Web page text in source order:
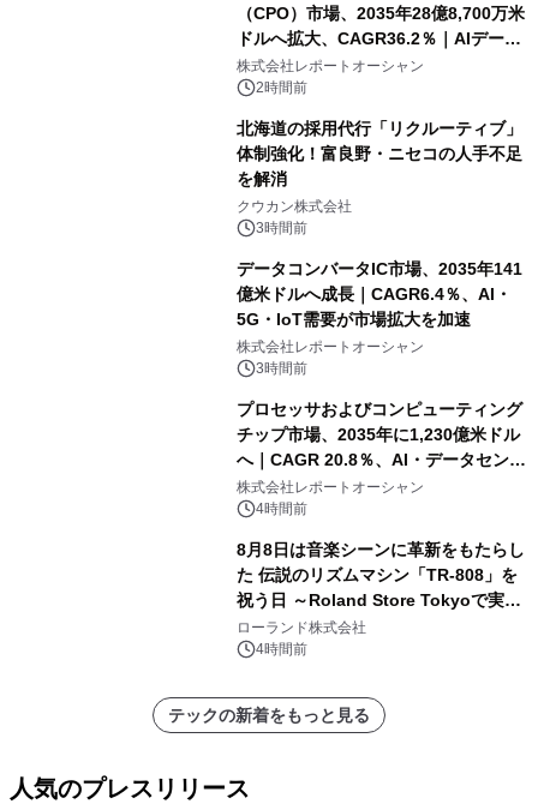
（CPO）市場、2035年28億8,700万米
ドルへ拡大、CAGR36.2％｜AIデータ
センター・高速光通信需要が成長を加
速
株式会社レポートオーシャン
2時間前
北海道の採用代行「リクルーティブ」
体制強化！富良野・ニセコの人手不足
を解消
クウカン株式会社
3時間前
データコンバータIC市場、2035年141
億米ドルへ成長｜CAGR6.4％、AI・
5G・IoT需要が市場拡大を加速
株式会社レポートオーシャン
3時間前
プロセッサおよびコンピューティング
チップ市場、2035年に1,230億米ドル
へ｜CAGR 20.8％、AI・データセンタ
ー需要が成長を牽引
株式会社レポートオーシャン
4時間前
8月8日は音楽シーンに革新をもたらし
た 伝説のリズムマシン「TR-808」を
祝う日 ～Roland Store Tokyoで実機
を展示しての 記念キャンペーンを開
催 英国ラジオ「NTS」の 特別プログ
アーティストを フィーチャーしたアニ
メーションを公開～
ローランド株式会社
4時間前
テックの新着をもっと見る
人気のプレスリリース